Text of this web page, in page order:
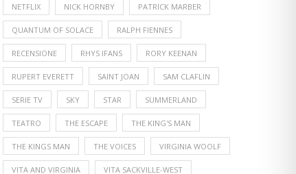
NETFLIX NICK HORNBY PATRICK MARBER
QUANTUM OF SOLACE RALPH FIENNES
RECENSIONE RHYS IFANS RORY KEENAN
RUPERT EVERETT SAINT JOAN SAM CLAFLIN
SERIE TV SKY STAR SUMMERLAND
TEATRO THE ESCAPE THE KING'S MAN
THE KINGS MAN THE VOICES VIRGINIA WOOLF
VITA AND VIRGINIA VITA SACKVILLE-WEST